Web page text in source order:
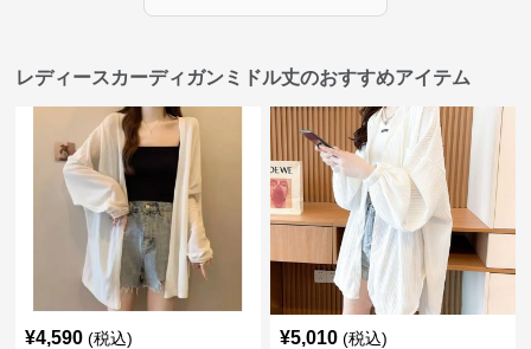
レディースカーディガンミドル丈のおすすめアイテム
¥4,590 (税込) ¥5,010 (税込)